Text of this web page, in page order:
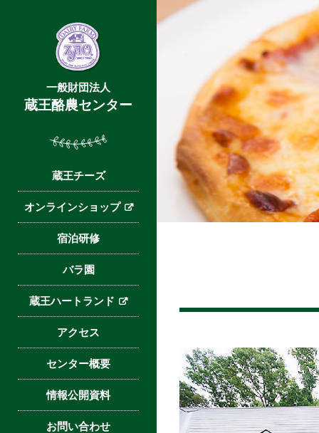
一般財団法人
蔵王酪農センター
蔵王チーズ
オンラインショップ
宿泊研修
バラ園
蔵王ハートランド
アクセス
センター概要
情報公開資料
お問い合わせ